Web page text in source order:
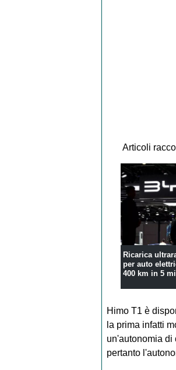
Articoli
Ricarica
per auto
400 km in 5
Himo T1 è
la prima infatti
un'autonomia di
pertanto